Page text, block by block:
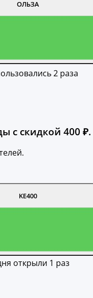
ОЛЬЗА
2 раза
с скидкой 400 ₽.
KE400
открыли 1 раз